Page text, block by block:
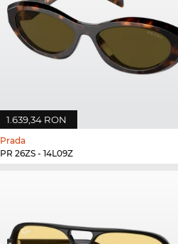
1.639,34 RON
Prada
PR 26ZS - 14L09Z